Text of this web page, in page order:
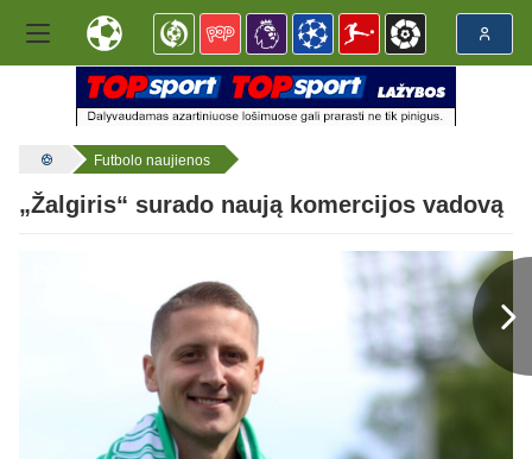
Futbolo naujienos
„Žalgiris“ surado naują komercijos vadovą